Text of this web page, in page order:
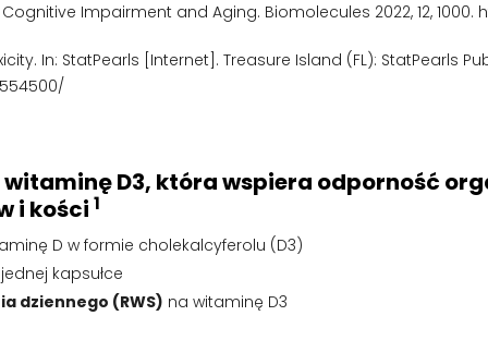
Cognitive Impairment and Aging. Biomolecules 2022, 12,
In: StatPearls [Internet]. Treasure Island (FL): StatPearls
D3, która wspiera odporność
i kości 1
D w formie cholekalcyferolu (D3)
kapsułce
dziennego (RWS) na witaminę D3